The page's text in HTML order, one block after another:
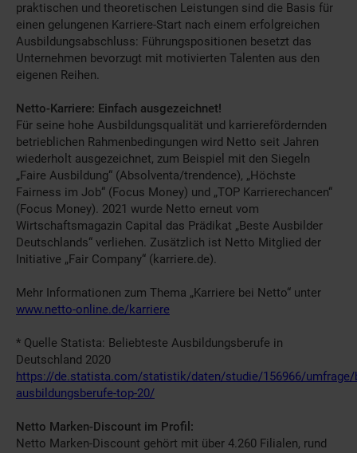
praktischen und theoretischen Leistungen sind die Basis für
einen gelungenen Karriere-Start nach einem erfolgreichen
Ausbildungsabschluss: Führungspositionen besetzt das
Unternehmen bevorzugt mit motivierten Talenten aus den
eigenen Reihen.
Netto-Karriere: Einfach ausgezeichnet!
Für seine hohe Ausbildungsqualität und karrierefördernden
betrieblichen Rahmenbedingungen wird Netto seit Jahren
wiederholt ausgezeichnet, zum Beispiel mit den Siegeln
„Faire Ausbildung“ (Absolventa/trendence), „Höchste
Fairness im Job“ (Focus Money) und „TOP Karrierechancen“
(Focus Money). 2021 wurde Netto erneut vom
Wirtschaftsmagazin Capital das Prädikat „Beste Ausbilder
Deutschlands“ verliehen. Zusätzlich ist Netto Mitglied der
Initiative „Fair Company“ (karriere.de).
Mehr Informationen zum Thema „Karriere bei Netto“ unter
www.netto-online.de/karriere
* Quelle Statista: Beliebteste Ausbildungsberufe in
Deutschland 2020
https://de.statista.com/statistik/daten/studie/156966/umfrage/
ausbildungsberufe-top-20/
Netto Marken-Discount im Profil:
Netto Marken-Discount gehört mit über 4.260 Filialen, rund